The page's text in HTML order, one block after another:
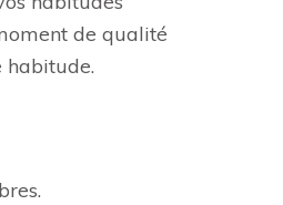
de qualité
habitude.